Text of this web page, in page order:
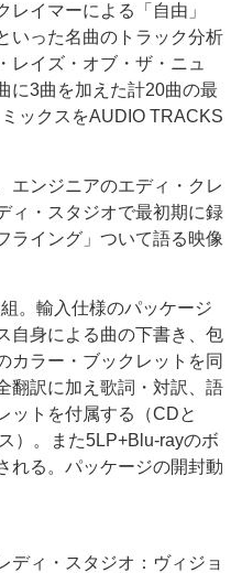
イマーによる「自由」
いった名曲のトラック分析
レイズ・オブ・ザ・ニュ
に3曲を加えた計20曲の最
ックスをAUDIO TRACKS
ンジニアのエディ・クレ
ィ・スタジオで最初期に録
ライング」ついて語る映像
。輸入仕様のパッケージ
自身による曲の下書き、包
カラー・ブックレットを同
翻訳に加え歌詞・対訳、語
ットを付属する（CDと
）。また5LP+Blu-rayのボ
れる。パッケージの開封動
ディ・スタジオ：ヴィジョ